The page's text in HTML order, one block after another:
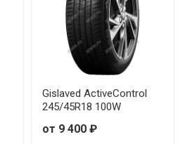
Gislaved ActiveControl
245/45R18 100W
от 9 400 ₽